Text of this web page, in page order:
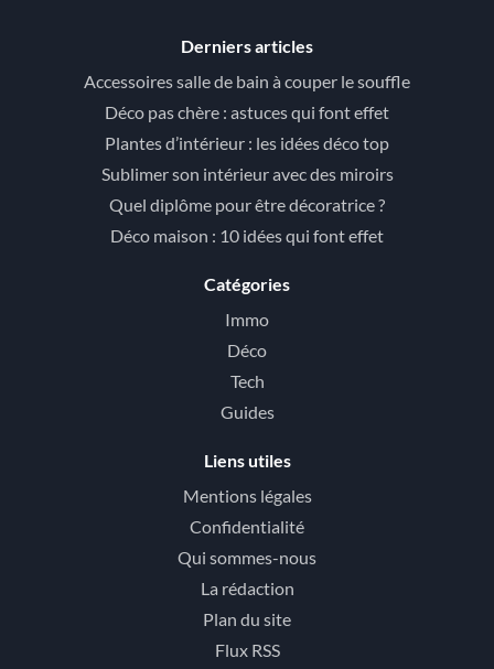
Derniers articles
Accessoires salle de bain à couper le souffle
Déco pas chère : astuces qui font effet
Plantes d’intérieur : les idées déco top
Sublimer son intérieur avec des miroirs
Quel diplôme pour être décoratrice ?
Déco maison : 10 idées qui font effet
Catégories
Immo
Déco
Tech
Guides
Liens utiles
Mentions légales
Confidentialité
Qui sommes-nous
La rédaction
Plan du site
Flux RSS